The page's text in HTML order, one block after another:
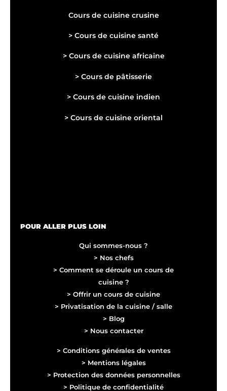
Cours de cuisine crusine
> Cours de cuisine santé
>Cours de cuisine africaine
> Cours de pâtisserie
> Cours de cuisine indien
> Cours de cuisine oriental
POUR ALLER PLUS LOIN
Qui sommes-nous ?
> Nos chefs
> Comment se déroule un cours de
cuisine ?
> Offrir un cours de cuisine
> Privatisation de la cuisine / salle
> Blog
> Nous contacter
> Conditions générales de ventes
> Mentions légales
> Protection des données personnelles
> Politique de confidentialité